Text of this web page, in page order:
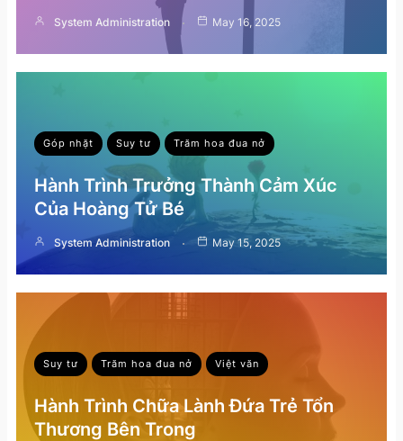
System Administration May 16, 2025
Góp nhặt Suy tư Trăm hoa đua nở
Hành Trình Trưởng Thành Cảm Xúc
Của Hoàng Tử Bé
System Administration May 15, 2025
Suy tư Trăm hoa đua nở Việt văn
Hành Trình Chữa Lành Đứa Trẻ Tổn
Thương Bên Trong